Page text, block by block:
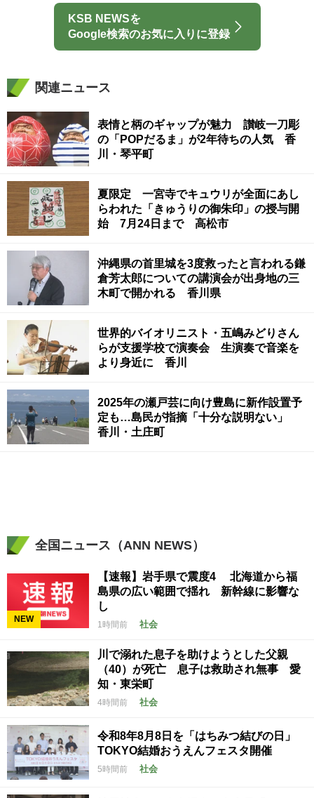
KSB NEWSを
Google検索のお気に入りに登録
関連ニュース
表情と柄のギャップが魅力 讃岐一刀彫
の「POPだるま」が2年待ちの人気 香
川・琴平町
夏限定 一宮寺でキュウリが全面にあし
らわれた「きゅうりの御朱印」の授与開
始 7月24日まで 高松市
沖縄県の首里城を3度救ったと言われる鎌
倉芳太郎についての講演会が出身地の三
木町で開かれる 香川県
世界的バイオリニスト・五嶋みどりさん
らが支援学校で演奏会 生演奏で音楽を
より身近に 香川
2025年の瀬戸芸に向け豊島に新作設置予
定も…島民が指摘「十分な説明ない」
香川・土庄町
全国ニュース（ANN NEWS）
NEW
【速報】岩手県で震度4 北海道から福
島県の広い範囲で揺れ 新幹線に影響な
し
1時間前 社会
川で溺れた息子を助けようとした父親
（40）が死亡 息子は救助され無事 愛
知・東栄町
4時間前 社会
令和8年8月8日を「はちみつ結びの日」
TOKYO結婚おうえんフェスタ開催
5時間前 社会